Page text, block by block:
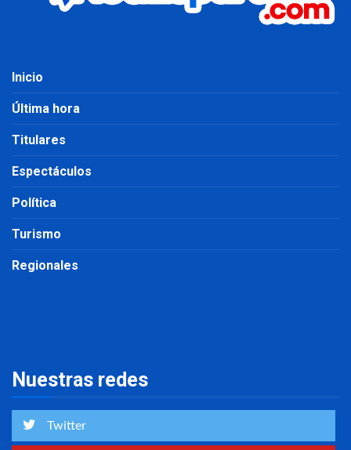
Inicio
Última hora
Titulares
Espectáculos
Política
Turismo
Regionales
Nuestras redes
Twitter